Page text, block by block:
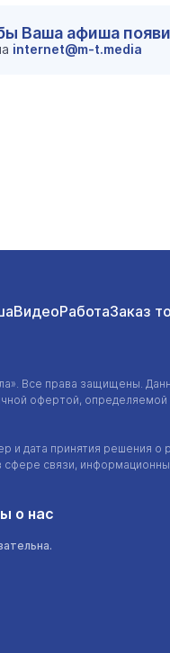
Ваша афиша
internet@m-t.media
ВидеоРаботаЗаказ
. Все права защищены.
офертой,
и дата принятия решения
связи,
о нас